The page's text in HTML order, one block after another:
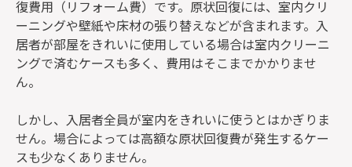
復費用（リフォーム費）です。原状回復には、室内クリ
ーニングや壁紙や床材の張り替えなどが含まれます。入
居者が部屋をきれいに使用している場合は室内クリーニ
ングで済むケースも多く、費用はそこまでかかりませ
ん。
しかし、入居者全員が室内をきれいに使うとはかぎりま
せん。場合によっては高額な原状回復費が発生するケー
スも少なくありません。